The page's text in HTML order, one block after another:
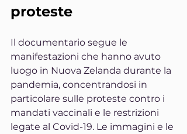
proteste
Il documentario segue le
manifestazioni che hanno avuto
luogo in Nuova Zelanda durante la
pandemia, concentrandosi in
particolare sulle proteste contro i
mandati vaccinali e le restrizioni
legate al Covid-19. Le immagini e le